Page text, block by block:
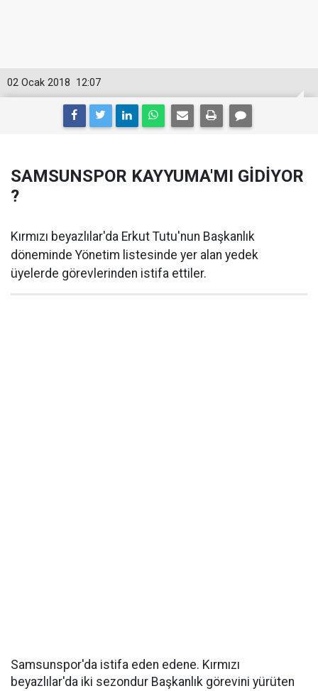
12:07
02 Ocak 2018
SAMSUNSPOR KAYYUMA'MI GİDİYOR
?
Kırmızı beyazlılar'da Erkut Tutu'nun Başkanlık
döneminde Yönetim listesinde yer alan yedek
üyelerde görevlerinden istifa ettiler.
Samsunspor'da istifa eden edene. Kırmızı
beyazlılar'da iki sezondur Başkanlık görevini yürüten